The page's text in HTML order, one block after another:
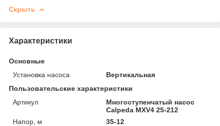
Скрыть
Характеристики
Основные
Установка насоса
Вертикальная
Пользовательские характеристики
Артикул
Многоступенчатый насос
Calpeda MXV4 25-212
Напор, м
35-12